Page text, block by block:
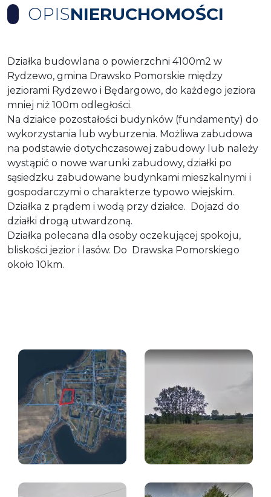
OPISNIERUCHOMOŚCI
Działka budowlana o powierzchni 4100m2 w
Rydzewo, gmina Drawsko Pomorskie między
jeziorami Rydzewo i Będargowo, do każdego jeziora
mniej niż 100m odległości.
Na działce pozostałości budynków (fundamenty) do
wykorzystania lub wyburzenia. Możliwa zabudowa
na podstawie dotychczasowej zabudowy lub należy
wystąpić o nowe warunki zabudowy, działki po
sąsiedzku zabudowane budynkami mieszkalnymi i
gospodarczymi o charakterze typowo wiejskim.
Działka z prądem i wodą przy działce. Dojazd do
działki drogą utwardzoną.
Działka polecana dla osoby oczekującej spokoju,
bliskości jezior i lasów. Do Drawska Pomorskiego
około 10km.